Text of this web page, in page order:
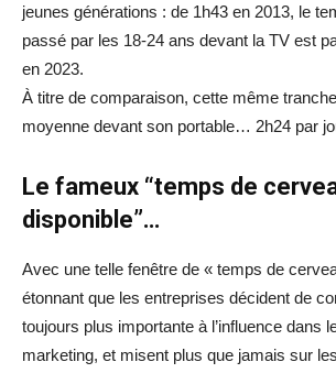
jeunes générations : de 1h43 en 2013, le
passé par les 18-24 ans devant la TV est
en 2023.
À titre de comparaison, cette même
moyenne devant son portable… 2h24 par
Le fameux “temps de
disponible”…
Avec une telle fenêtre de « temps de
étonnant que les entreprises décident de
toujours plus importante à l’influence dans
marketing, et misent plus que jamais sur